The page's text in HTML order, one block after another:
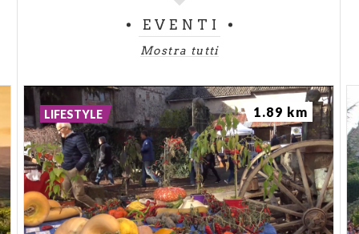
EVENTI
Mostra tutti
LIFESTYLE 1.89 km